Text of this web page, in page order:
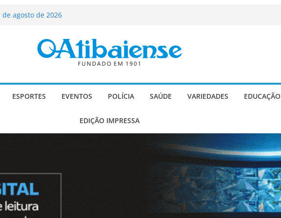
agosto de 2026
– Festa de Bom Jesus dos Perdões
de mosaico do Brasil
candidato a deputado
ESPORTES EVENTOS POLÍCIA SAÚDE VARIEDADES EDUCAÇÃO
EDIÇÃO IMPRESSA